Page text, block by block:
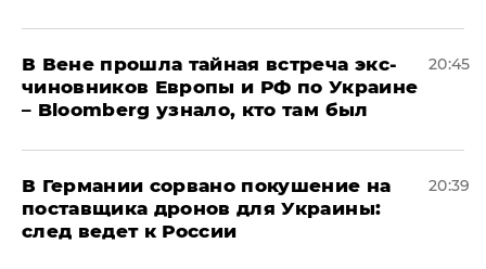
В Вене прошла тайная встреча экс-
чиновников Европы и РФ по Украине
– Bloomberg узнало, кто там был
20:45
​В Германии сорвано покушение на
поставщика дронов для Украины:
след ведет к России
20:39